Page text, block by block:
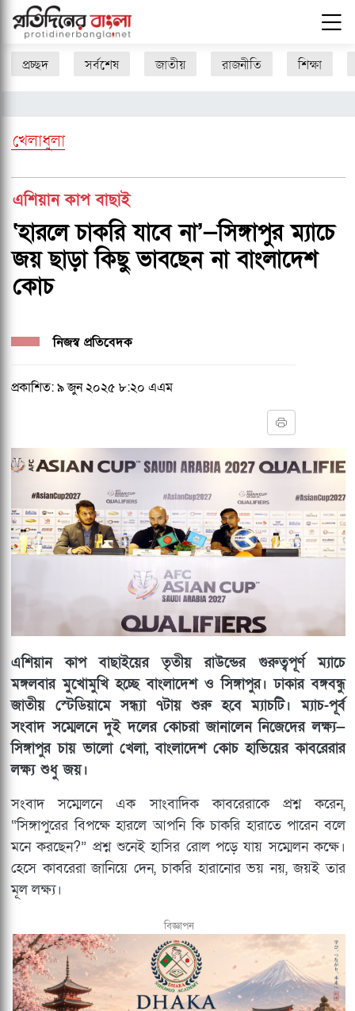
প্রচ্ছদ সর্বশেষ জাতীয় রাজনীতি শিক্ষা
খেলাধুলা
এশিয়ান কাপ বাছাই
‘হারলে চাকরি যাবে না’—সিঙ্গাপুর ম্যাচে
জয় ছাড়া কিছু ভাবছেন না বাংলাদেশ
কোচ
নিজস্ব প্রতিবেদক
প্রকাশিত: ৯ জুন ২০২৫ ৮:২০ এএম
এশিয়ান কাপ বাছাইয়ের তৃতীয় রাউন্ডের গুরুত্বপূর্ণ ম্যাচে
মঙ্গলবার মুখোমুখি হচ্ছে বাংলাদেশ ও সিঙ্গাপুর। ঢাকার বঙ্গবন্ধু
জাতীয় স্টেডিয়ামে সন্ধ্যা ৭টায় শুরু হবে ম্যাচটি। ম্যাচ-পূর্ব
সংবাদ সম্মেলনে দুই দলের কোচরা জানালেন নিজেদের লক্ষ্য—
সিঙ্গাপুর চায় ভালো খেলা, বাংলাদেশ কোচ হাভিয়ের কাবরেরার
লক্ষ্য শুধু জয়।
সংবাদ সম্মেলনে এক সাংবাদিক কাবরেরাকে প্রশ্ন করেন,
“সিঙ্গাপুরের বিপক্ষে হারলে আপনি কি চাকরি হারাতে পারেন বলে
মনে করছেন?” প্রশ্ন শুনেই হাসির রোল পড়ে যায় সম্মেলন কক্ষে।
হেসে কাবরেরা জানিয়ে দেন, চাকরি হারানোর ভয় নয়, জয়ই তার
মূল লক্ষ্য।
বিজ্ঞাপন